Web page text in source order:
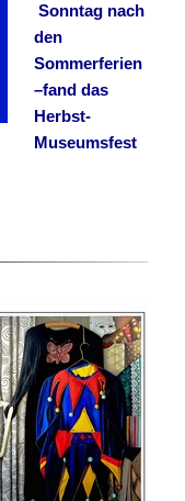
Sonntag nach
den
Sommerferien
–fand das
Herbst-
Museumsfest